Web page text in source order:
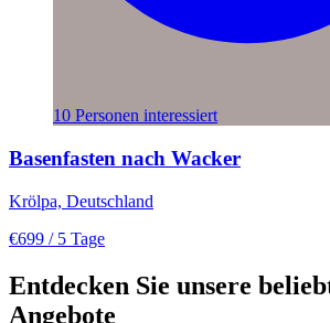
10 Personen interessiert
Basenfasten nach Wacker
Krölpa, Deutschland
€699 / 5 Tage
Entdecken Sie unsere
Angebote